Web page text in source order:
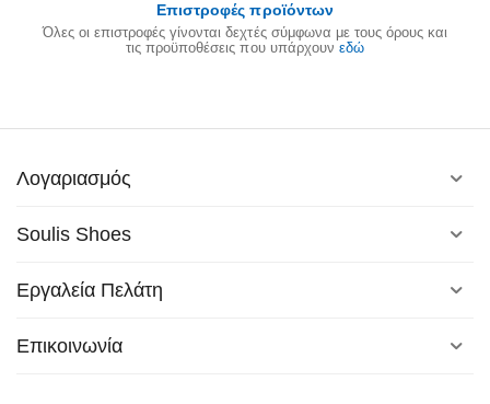
Επιστροφές προϊόντων
Όλες οι επιστροφές γίνονται δεχτές σύμφωνα με τους όρους και
τις προϋποθέσεις που υπάρχουν εδώ
Λογαριασμός
Soulis Shoes
Εργαλεία Πελάτη
Επικοινωνία